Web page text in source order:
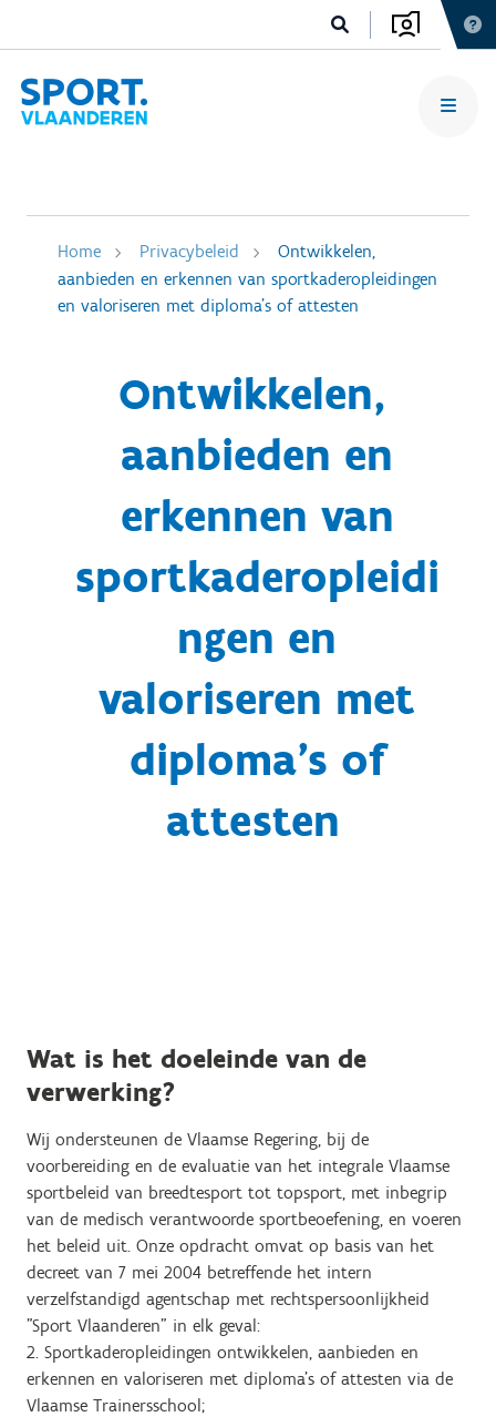
Home Privacybeleid
Ontwikkelen,
aanbieden en erkennen van sportkaderopleidingen
en valoriseren met diploma's of attesten
Ontwikkelen,
aanbieden en
erkennen van
sportkaderopleidi
ngen en
valoriseren met
diploma's of
attesten
Wat is het doeleinde van de
verwerking?
Wij ondersteunen de Vlaamse Regering, bij de
voorbereiding en de evaluatie van het integrale Vlaamse
sportbeleid van breedtesport tot topsport, met inbegrip
van de medisch verantwoorde sportbeoefening, en voeren
het beleid uit. Onze opdracht omvat op basis van het
decreet van 7 mei 2004 betreffende het intern
verzelfstandigd agentschap met rechtspersoonlijkheid
"Sport Vlaanderen" in elk geval:
2. Sportkaderopleidingen ontwikkelen, aanbieden en
erkennen en valoriseren met diploma's of attesten via de
Vlaamse Trainersschool;